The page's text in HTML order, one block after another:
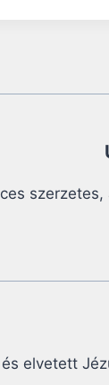
elvetett